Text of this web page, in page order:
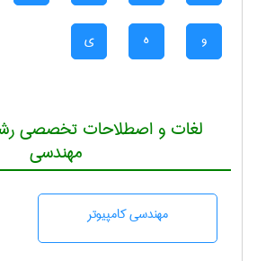
و ه ی
لغات و اصطلاحات تخصصی
مهندسی
مهندسی كامپيوتر